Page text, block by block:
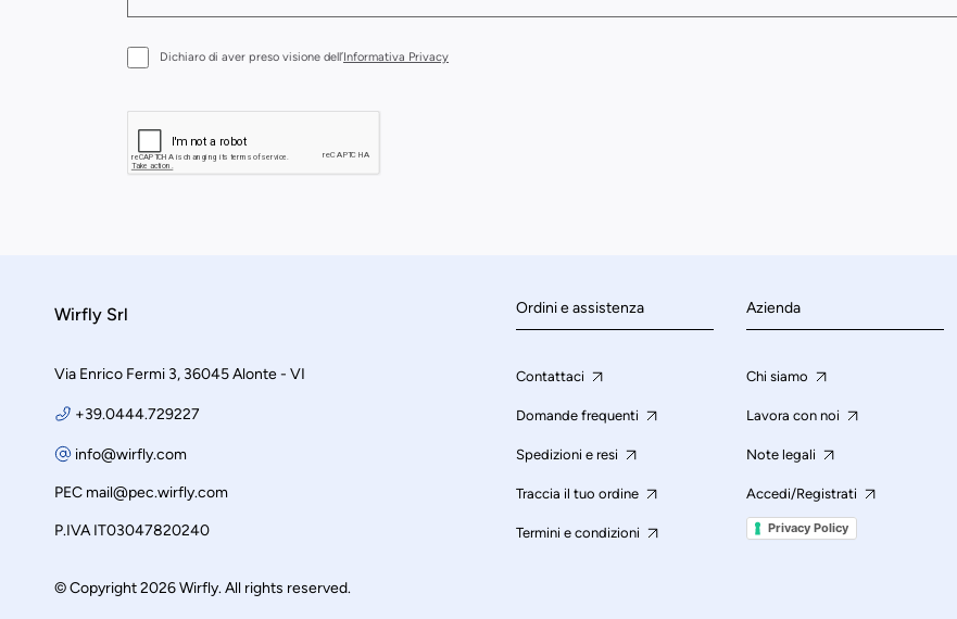
Dichiaro di aver preso visione dell’Informativa Privacy
Wirfly Srl
Via Enrico Fermi 3, 36045 Alonte - VI
+39.0444.729227
info@wirfly.com
PEC mail@pec.wirfly.com
P.IVA IT03047820240
Ordini e assistenza
Contattaci
Domande frequenti
Spedizioni e resi
Traccia il tuo ordine
Termini e condizioni
Azienda
Chi siamo
Lavora con noi
Note legali
Accedi/Registrati
Privacy Policy
© Copyright 2026 Wirfly. All rights reserved.